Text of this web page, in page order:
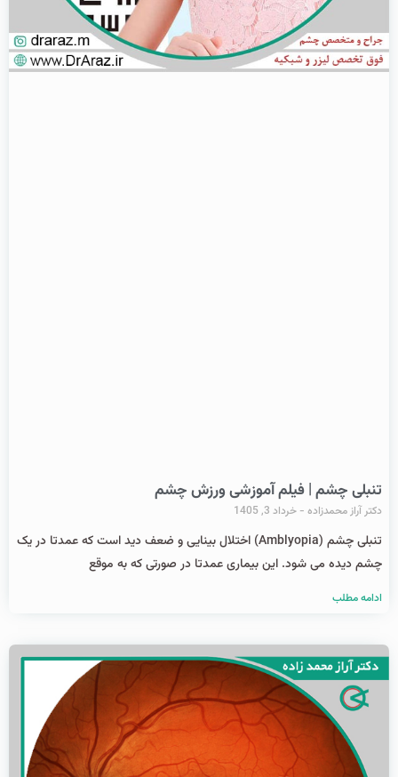
تنبلی چشم | فیلم آموزشی ورزش چشم
دکتر آراز محمدزاده خرداد 3, 1405
تنبلی چشم (Amblyopia) اختلال بینایی و ضعف دید است که عمدتا در یک
چشم دیده می شود. این بیماری عمدتا در صورتی که به موقع
ادامه مطلب